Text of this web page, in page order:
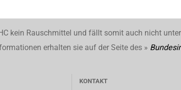
kein Rauschmittel und fällt somit auch nicht
erhalten sie auf der Seite des »
KONTAKT